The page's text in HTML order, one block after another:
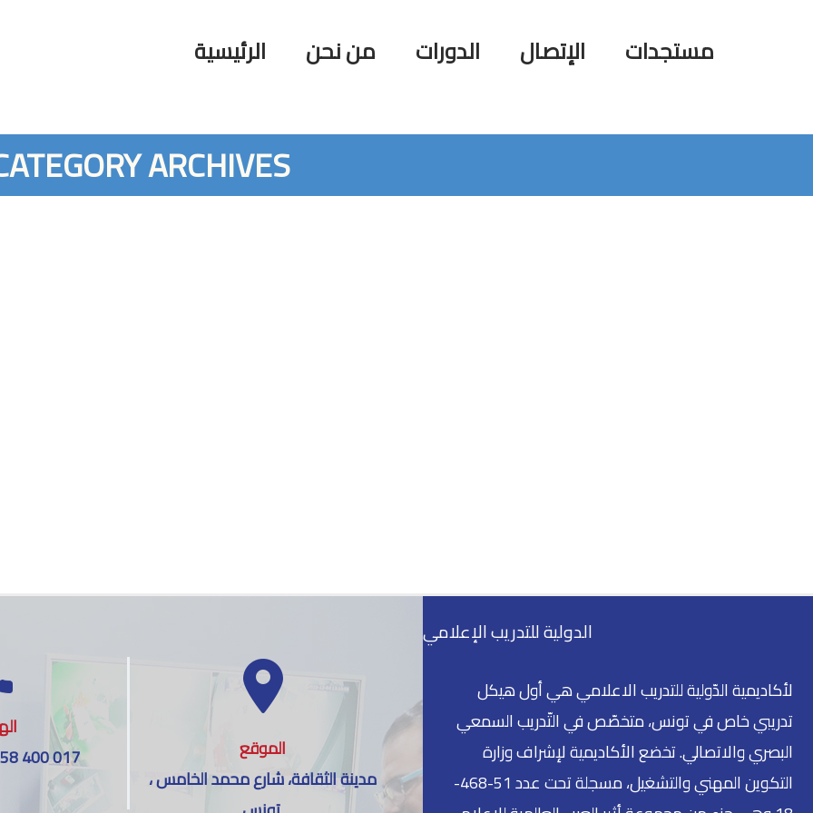
الرئيسية من نحن الدورات الإتصال مستجدات
ARCHIVES
400 017
الموقع
مدينة الثقافة، شارع محمد الخامس ،
الدولية للتدريب الإعلامي
لأكاديمية الدّولية للتدريب الاعلامي هي أول هيكل
تدريبي خاص في تونس، متخصّص في التّدريب السمعي
البصري والاتصالي. تخضع الأكاديمية لإشراف وزارة
التكوين المهني والتشغيل، مسجلة تحت عدد 51-468-